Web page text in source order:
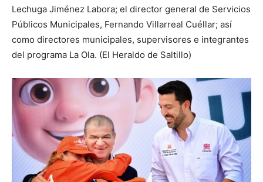
Lechuga Jiménez Labora; el director general de Servicios
Públicos Municipales, Fernando Villarreal Cuéllar; así
como directores municipales, supervisores e integrantes
del programa La Ola. (El Heraldo de Saltillo)